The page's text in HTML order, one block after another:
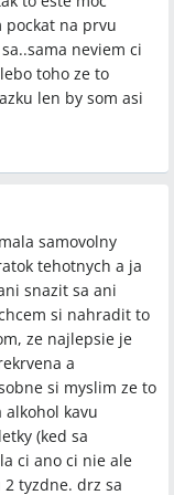
pockat na prvu
neviem ci
toho ze to
len by som asi
samovolny
tehotnych a ja
snazit sa ani
si nahradit to
ze najlepsie je
a
si myslim ze to
kavu
(ked sa
ci ano ci nie ale
tyzdne. drz sa